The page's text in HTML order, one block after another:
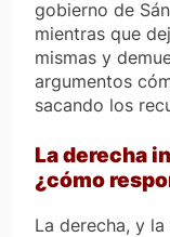
gobierno de
mientras que
mismas y
argumentos
sacando los
La derecha
¿cómo
La derecha, y